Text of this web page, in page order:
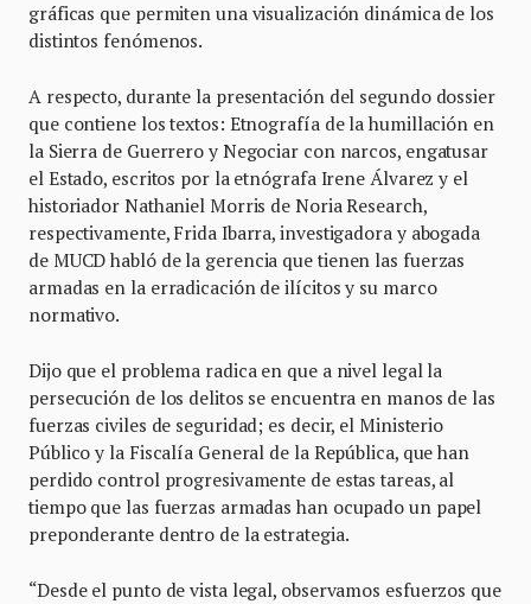
gráficas que permiten una visualización dinámica de los
distintos fenómenos.
A respecto, durante la presentación del segundo dossier
que contiene los textos: Etnografía de la humillación en
la Sierra de Guerrero y Negociar con narcos, engatusar
el Estado, escritos por la etnógrafa Irene Álvarez y el
historiador Nathaniel Morris de Noria Research,
respectivamente, Frida Ibarra, investigadora y abogada
de MUCD habló de la gerencia que tienen las fuerzas
armadas en la erradicación de ilícitos y su marco
normativo.
Dijo que el problema radica en que a nivel legal la
persecución de los delitos se encuentra en manos de las
fuerzas civiles de seguridad; es decir, el Ministerio
Público y la Fiscalía General de la República, que han
perdido control progresivamente de estas tareas, al
tiempo que las fuerzas armadas han ocupado un papel
preponderante dentro de la estrategia.
“Desde el punto de vista legal, observamos esfuerzos que